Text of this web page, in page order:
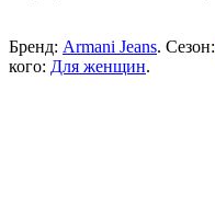
Бренд: Armani Jeans. Сезон:
кого: Для женщин.